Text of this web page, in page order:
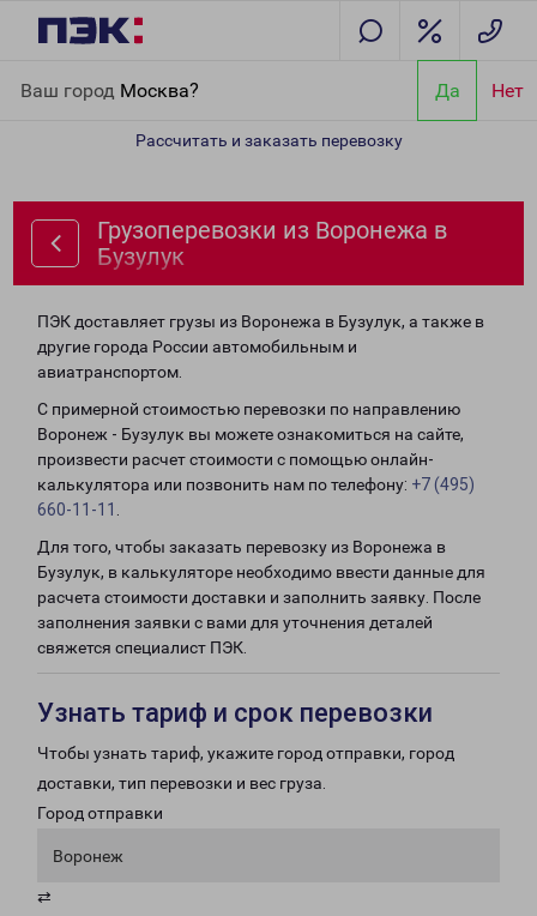
Ваш город Москва? Да Нет
Рассчитать и заказать перевозку
Грузоперевозки из Воронежа в
Бузулук
ПЭК доставляет грузы из Воронежа в Бузулук, а также в
другие города России автомобильным и
авиатранспортом.
С примерной стоимостью перевозки по направлению
Воронеж - Бузулук вы можете ознакомиться на сайте,
произвести расчет стоимости с помощью онлайн-
калькулятора или позвонить нам по телефону: +7 (495)
660-11-11
Для того, чтобы заказать перевозку из Воронежа в
Бузулук, в калькуляторе необходимо ввести данные для
расчета стоимости доставки и заполнить заявку. После
заполнения заявки с вами для уточнения деталей
свяжется специалист ПЭК.
Узнать тариф и срок перевозки
Чтобы узнать тариф, укажите город отправки, город
доставки, тип перевозки и вес груза.
Город отправки
Воронеж
⇄